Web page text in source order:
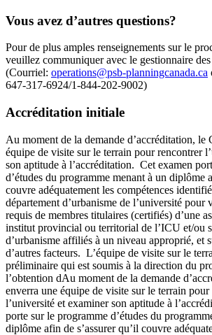
Vous avez d’autres questions?
Pour de plus amples renseignements sur le
veuillez communiquer avec le gestionnaire
(Courriel: operations@psb-planningcanada.ca
647-317-6924/1-844-202-9002)
Accréditation initiale
Au moment de la demande d’accréditation, le
équipe de visite sur le terrain pour rencontrer
son aptitude à l’accréditation. Cet examen
d’études du programme menant à un diplôme
couvre adéquatement les compétences
département d’urbanisme de l’université pour
requis de membres titulaires (certifiés) d’une
institut provincial ou territorial de l’ICU et/ou
d’urbanisme affiliés à un niveau approprié, et
d’autres facteurs. L’équipe de visite sur le
préliminaire qui est soumis à la direction du
l’obtention dAu moment de la demande
enverra une équipe de visite sur le terrain
l’université et examiner son aptitude à
porte sur le programme d’études du
diplôme afin de s’assurer qu’il couvre